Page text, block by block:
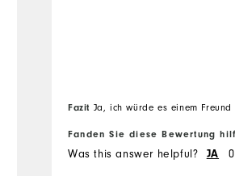
Freizeit
Fazit Ja, ich würde es einem Freund
Fanden Sie diese Bewertung
Was this answer helpful? JA 0